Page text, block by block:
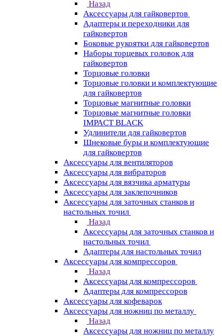
Назад
Аксессуары для гайковертов
Адаптеры и переходники для
гайковертов
Боковые рукоятки для гайковертов
Наборы торцевых головок для
гайковертов
Торцовые головки
Торцовые головки и комплектующие
для гайковертов
Торцовые магнитные головки
Торцовые магнитные головки
IMPACT BLACK
Удлинители для гайковертов
Шнековые буры и комплектующие
для гайковертов
Аксессуары для вентиляторов
Аксессуары для вибраторов
Аксессуары для вязчика арматуры
Аксессуары для заклепочников
Аксессуары для заточных станков и
настольных точил
Назад
Аксессуары для заточных станков и
настольных точил
Адаптеры для настольных точил
Аксессуары для компрессоров
Назад
Аксессуары для компрессоров
Адаптеры для компрессоров
Аксессуары для кофеварок
Аксессуары для ножниц по металлу
Назад
Аксессуары для ножниц по металлу